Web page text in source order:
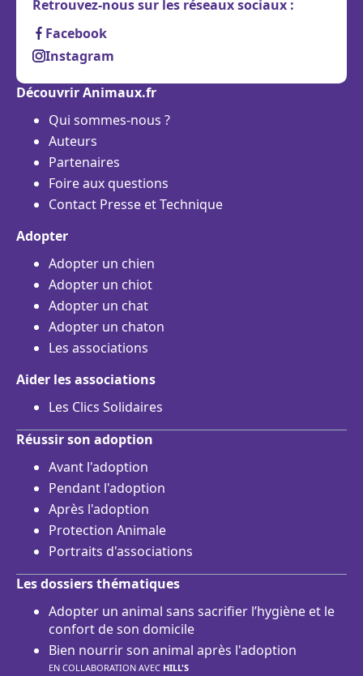
Retrouvez-nous sur les réseaux sociaux :
Facebook
Instagram
Découvrir Animaux.fr
Qui sommes-nous ?
Auteurs
Partenaires
Foire aux questions
Contact Presse et Technique
Adopter
Adopter un chien
Adopter un chiot
Adopter un chat
Adopter un chaton
Les associations
Aider les associations
Les Clics Solidaires
Réussir son adoption
Avant l'adoption
Pendant l'adoption
Après l'adoption
Protection Animale
Portraits d'associations
Les dossiers thématiques
Adopter un animal sans sacrifier l’hygiène et le
confort de son domicile
Bien nourrir son animal après l'adoption
EN COLLABORATION AVEC HILL'S